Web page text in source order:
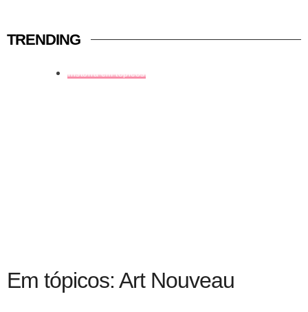
TRENDING
história em tópicos
Em tópicos: Art Nouveau